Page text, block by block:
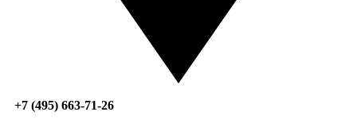
+7 (495) 663-71-26